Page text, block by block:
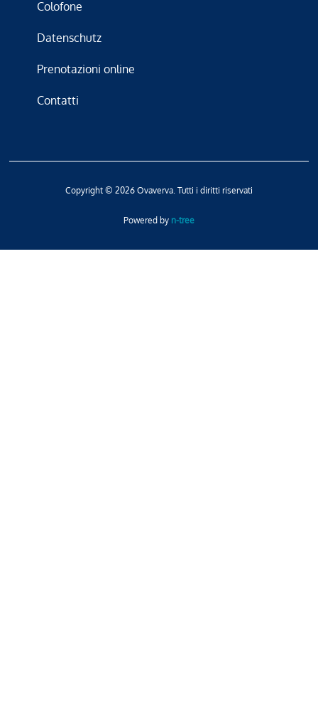
Colofone
Datenschutz
Prenotazioni online
Contatti
Copyright © 2026 Ovaverva. Tutti i diritti riservati
Powered by n-tree